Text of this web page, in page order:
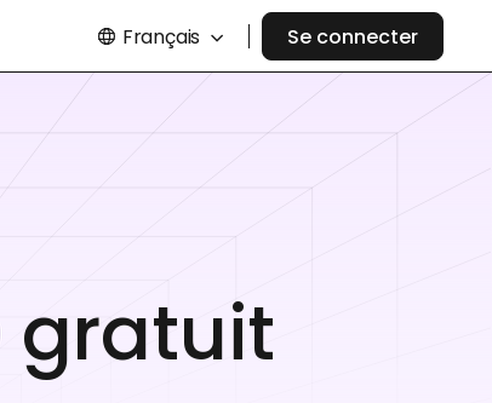
Français Se connecter
gratuit